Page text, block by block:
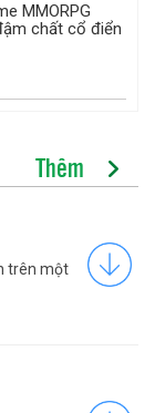
MMORPG
chất cổ điển
Thêm
trên một